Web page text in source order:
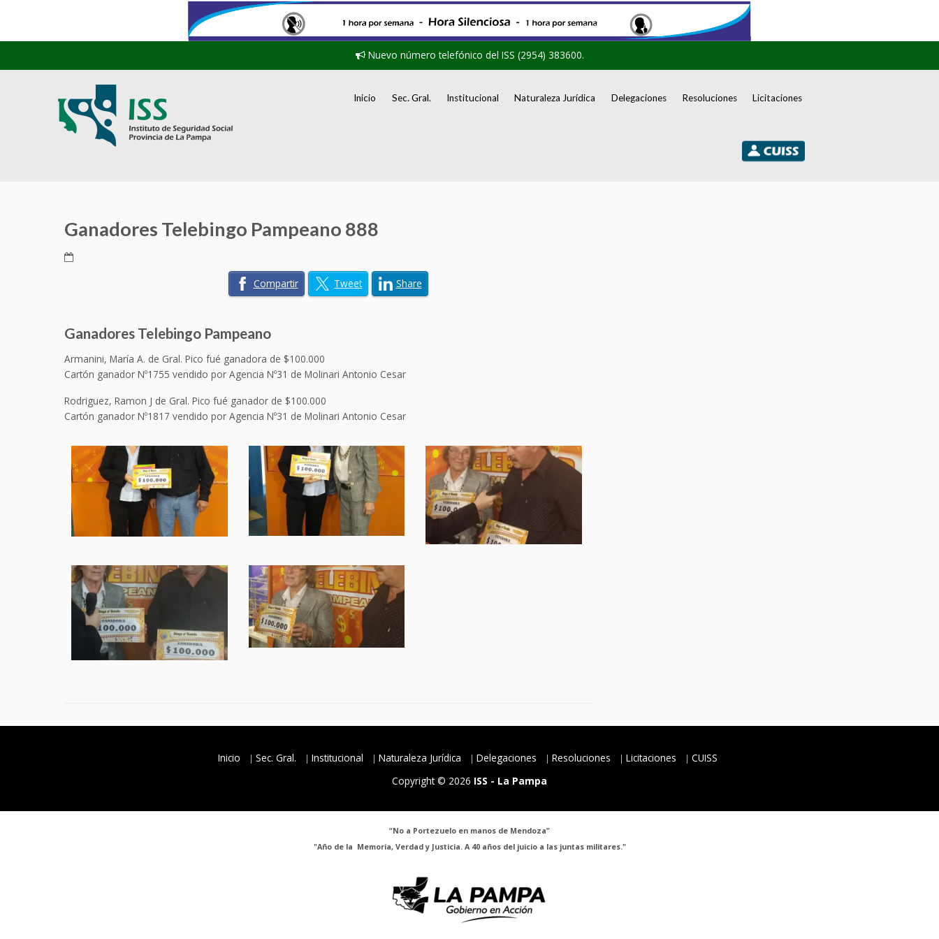
Nuevo número telefónico del ISS (2954) 383600.
Inicio Sec. Gral. Institucional Naturaleza Jurídica Delegaciones Resoluciones Licitaciones
Ganadores Telebingo Pampeano 888
Compartir Tweet Share
Ganadores Telebingo Pampeano
Armanini, María A. de Gral. Pico fué ganadora de $100.000
Cartón ganador Nº1755 vendido por Agencia Nº31 de Molinari Antonio Cesar
Rodriguez, Ramon J de Gral. Pico fué ganador de $100.000
Cartón ganador Nº1817 vendido por Agencia Nº31 de Molinari Antonio Cesar
Inicio Sec. Gral. Institucional Naturaleza Jurídica Delegaciones Resoluciones Licitaciones
CUISS
Copyright © 2026 ISS - La Pampa
“No a Portezuelo en manos de Mendoza”
"Año de la Memoria, Verdad y Justicia. A 40 años del juicio a las juntas militares."